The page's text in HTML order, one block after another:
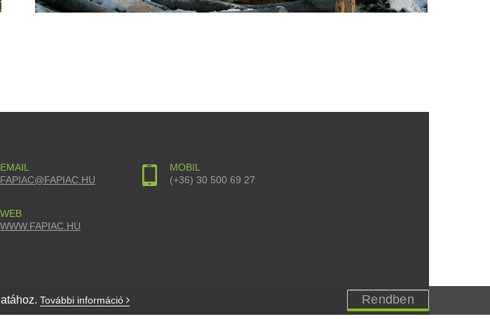
További információ Rendben
EMAIL
FAPIAC@FAPIAC.HU
WEB
WWW.FAPIAC.HU
MOBIL
(+36) 30 500 69 27